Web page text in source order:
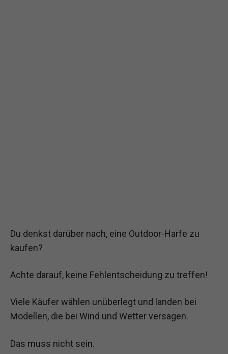
Du denkst darüber nach, eine Outdoor-Harfe zu
kaufen?
Achte darauf, keine Fehlentscheidung zu treffen!
Viele Käufer wählen unüberlegt und landen bei
Modellen, die bei Wind und Wetter versagen.
Das muss nicht sein.